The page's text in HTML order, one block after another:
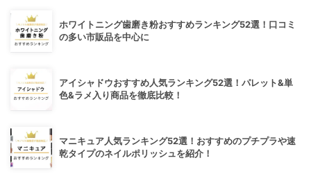
ホワイトニング歯磨き粉おすすめランキング52選！口コミ
の多い市販品を中心に
アイシャドウおすすめ人気ランキング52選！パレット&単
色&ラメ入り商品を徹底比較！
マニキュア人気ランキング52選！おすすめのプチプラや速
乾タイプのネイルポリッシュを紹介！